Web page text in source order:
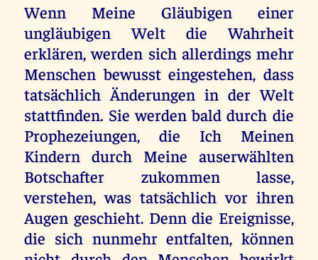
Wenn Meine Gläubigen einer
ungläubigen Welt die Wahrheit
erklären, werden sich allerdings mehr
Menschen bewusst eingestehen, dass
tatsächlich Änderungen in der Welt
stattfinden. Sie werden bald durch die
Prophezeiungen, die Ich Meinen
Kindern durch Meine auserwählten
Botschafter zukommen lasse,
verstehen, was tatsächlich vor ihren
Augen geschieht. Denn die Ereignisse,
die sich nunmehr entfalten, können